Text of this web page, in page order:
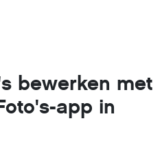
bewerken met
app in